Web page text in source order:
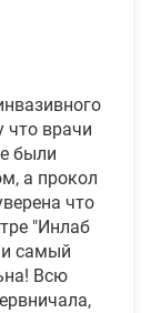
что врачи
были
а прокол
что
"Инлаб
и самый
Всю